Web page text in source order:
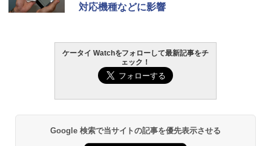
対応機種などに影響
ケータイ Watchをフォローして最新記事をチ
ェック！
Google 検索で当サイトの記事を優先表示させる